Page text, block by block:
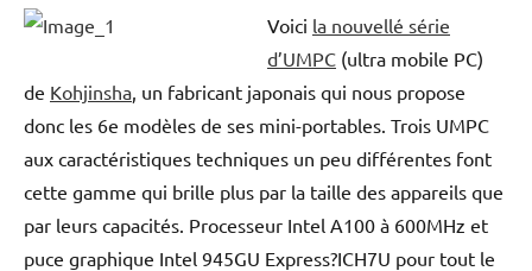
Voici la nouvellé série
d’UMPC (ultra mobile PC)
de Kohjinsha , un fabricant japonais qui nous propose
donc les 6e modèles de ses mini-portables. Trois UMPC
aux caractéristiques techniques un peu différentes font
cette gamme qui brille plus par la taille des appareils que
par leurs capacités. Processeur Intel A100 à 600MHz et
puce graphique Intel 945GU Express?ICH7U pour tout le